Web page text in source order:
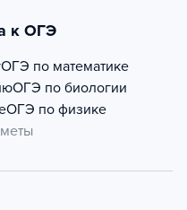
к ОГЭ
ОГЭ по математике
ОГЭ по биологии
ОГЭ по физике